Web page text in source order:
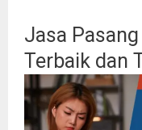
Jasa
Terbaik dan